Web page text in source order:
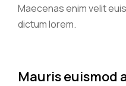
Maecenas enim velit
dictum lorem.
Mauris euismod